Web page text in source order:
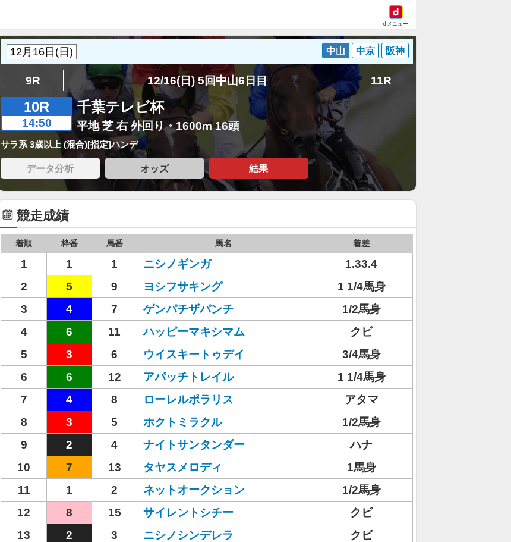
dメニュー
中山 中京 阪神
9R 12/16(日) 5回中山6日目 11R
10R
14:50
千葉テレビ杯
平地 芝 右 外回り・1600m 16頭
サラ系 3歳以上 (混合)[指定]ハンデ
データ分析 オッズ 結果
競走成績
着順 枠番 馬番 馬名 着差
1 1 1 ニシノギンガ
1.33.4
2
5 9 ヨシフサキング
1 1/4馬身
3
4 7 ゲンパチザパンチ
1/2馬身
4
6 11 ハッピーマキシマム
クビ
5
3 6 ウイスキートゥデイ
3/4馬身
6
6 12 アパッチトレイル
1 1/4馬身
7
4 8 ローレルポラリス
アタマ
8
3 5 ホクトミラクル
1/2馬身
9
2 4 ナイトサンタンダー
ハナ
10
7 13 タヤスメロディ
1馬身
11
1 2 ネットオークション
1/2馬身
12
8 15 サイレントシチー
クビ
13
2 3 ニシノシンデレラ
クビ